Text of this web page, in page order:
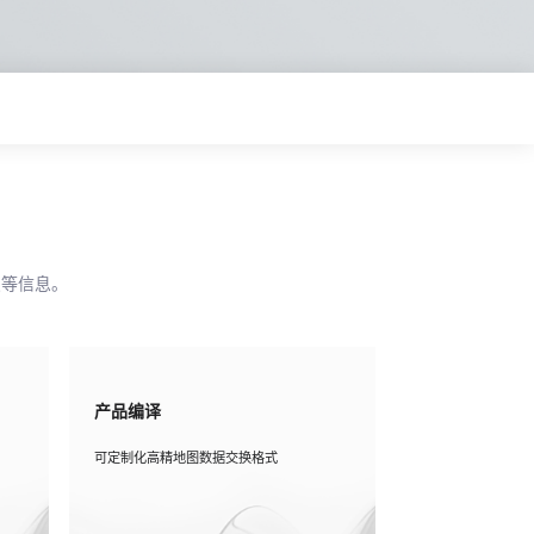
信息。
产品编译
可定制化高精地图数据交换格式